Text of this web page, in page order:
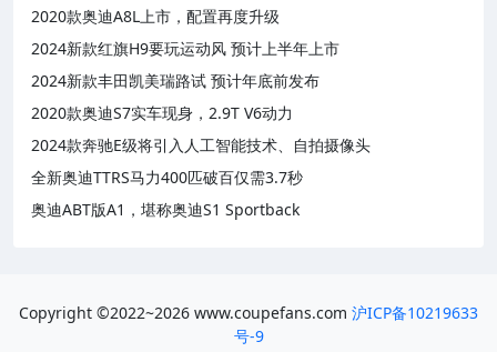
2020款奥迪A8L上市，配置再度升级
2024新款红旗H9要玩运动风 预计上半年上市
2024新款丰田凯美瑞路试 预计年底前发布
2020款奥迪S7实车现身，2.9T V6动力
2024款奔驰E级将引入人工智能技术、自拍摄像头
全新奥迪TTRS马力400匹破百仅需3.7秒
奥迪ABT版A1，堪称奥迪S1 Sportback
Copyright ©2022~2026 www.coupefans.com 沪ICP备10219633
号-9